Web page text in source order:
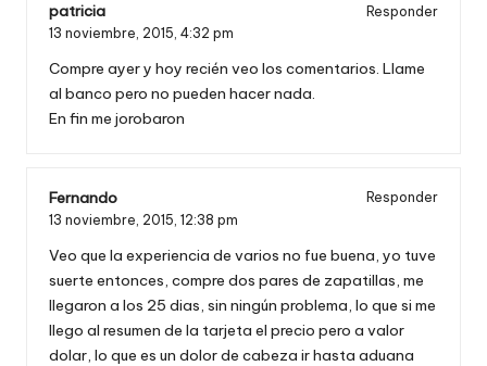
patricia
Responder
13 noviembre, 2015, 4:32 pm
Compre ayer y hoy recién veo los comentarios. Llame
al banco pero no pueden hacer nada.
En fin me jorobaron
Fernando
Responder
13 noviembre, 2015, 12:38 pm
Veo que la experiencia de varios no fue buena, yo tuve
suerte entonces, compre dos pares de zapatillas, me
llegaron a los 25 dias, sin ningún problema, lo que si me
llego al resumen de la tarjeta el precio pero a valor
dolar, lo que es un dolor de cabeza ir hasta aduana